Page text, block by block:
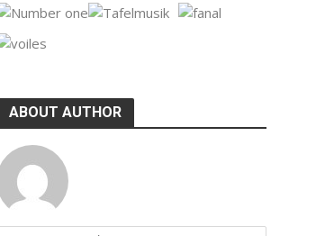
ABOUT AUTHOR